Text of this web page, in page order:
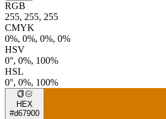
RGB
255, 255, 255
CMYK
0%, 0%, 0%, 0%
HSV
0°, 0%, 100%
HSL
0°, 0%, 100%
HEX
#d67900